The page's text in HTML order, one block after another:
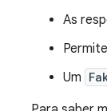
As
Um